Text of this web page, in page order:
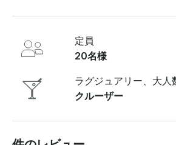
フィートのマジェスティ豪華ヨット
ィを備えています。高品質の音楽シ
ム、電子レンジ、冷蔵庫、船上で調
ング用のベッドルーム2室、テレビ画
ルーム、アッパー、ロワー、ベッド
複数のデッキもあります。最大限の
めにエアコン完備のヨットのほか、
定員
20名様
ラグジュアリー、大人
クルーザー